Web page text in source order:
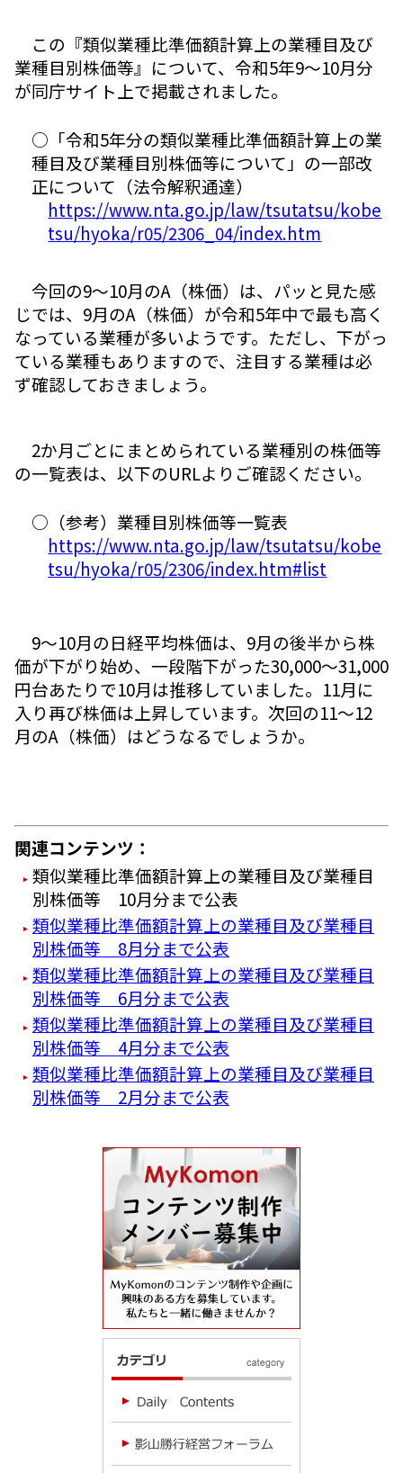
この『類似業種比準価額計算上の業種目及び
業種目別株価等』について、令和5年9～10月分
が同庁サイト上で掲載されました。
○「令和5年分の類似業種比準価額計算上の業
種目及び業種目別株価等について」の一部改
正について（法令解釈通達）
https://www.nta.go.jp/law/tsutatsu/kobe
tsu/hyoka/r05/2306_04/index.htm
今回の9～10月のA（株価）は、パッと見た感
じでは、9月のA（株価）が令和5年中で最も高く
なっている業種が多いようです。ただし、下がっ
ている業種もありますので、注目する業種は必
ず確認しておきましょう。
2か月ごとにまとめられている業種別の株価等
の一覧表は、以下のURLよりご確認ください。
○（参考）業種目別株価等一覧表
https://www.nta.go.jp/law/tsutatsu/kobe
tsu/hyoka/r05/2306/index.htm#list
9～10月の日経平均株価は、9月の後半から株
価が下がり始め、一段階下がった30,000～31,000
円台あたりで10月は推移していました。11月に
入り再び株価は上昇しています。次回の11～12
月のA（株価）はどうなるでしょうか。
関連コンテンツ：
類似業種比準価額計算上の業種目及び業種目
別株価等 10月分まで公表
類似業種比準価額計算上の業種目及び業種目
別株価等 8月分まで公表
類似業種比準価額計算上の業種目及び業種目
別株価等 6月分まで公表
類似業種比準価額計算上の業種目及び業種目
別株価等 4月分まで公表
類似業種比準価額計算上の業種目及び業種目
別株価等 2月分まで公表